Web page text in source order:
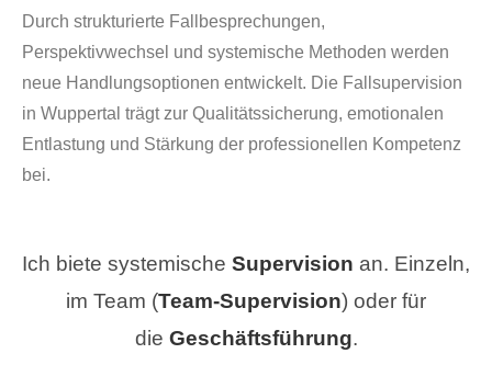
Durch strukturierte Fallbesprechungen,
Perspektivwechsel und systemische Methoden werden
neue Handlungsoptionen entwickelt. Die Fallsupervision
in Wuppertal trägt zur Qualitätssicherung, emotionalen
Entlastung und Stärkung der professionellen Kompetenz
bei.
Ich biete systemische Supervision an. Einzeln,
im Team (Team-Supervision) oder für
die Geschäftsführung.